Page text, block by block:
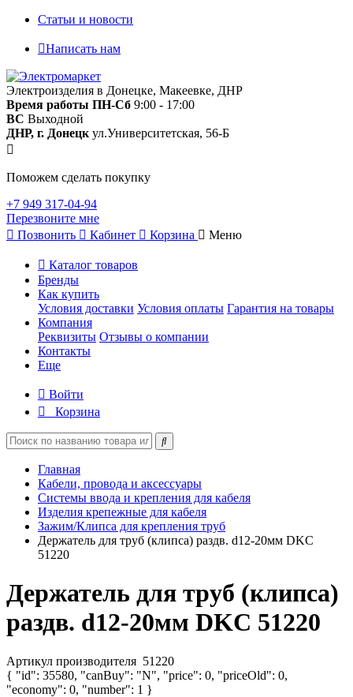
Статьи и новости
Написать нам
Электроизделия в Донецке, Макеевке, ДНР
Время работы ПН-Сб 9:00 - 17:00
ВС Выходной
ДНР, г. Донецк ул.Университетская, 56-Б
Поможем сделать покупку
+7 949 317-04-94
Перезвоните мне
Позвонить
Кабинет Корзина Меню
Каталог товаров
Бренды
Как купить
Условия доставки Условия оплаты Гарантия на товары
Компания
Реквизиты Отзывы о компании
Контакты
Еще
Войти
Корзина
Главная
Кабели, провода и аксессуары
Системы ввода и крепления для кабеля
Изделия крепежные для кабеля
Зажим/Клипса для крепления труб
Держатель для труб (клипса) раздв. d12-20мм DKC
51220
Держатель для труб (клипса)
раздв. d12-20мм DKC 51220
Артикул производителя 51220
{ "id": 35580, "canBuy": "N", "price": 0, "priceOld": 0,
"economy": 0, "number": 1 }